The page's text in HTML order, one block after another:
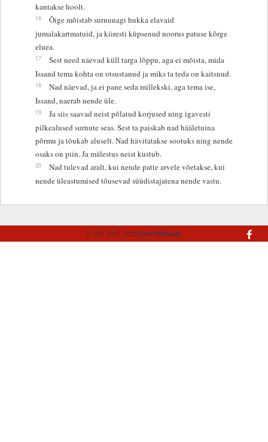
kantakse hoolt.
16
Õige mõistab surnunagi hukka elavaid
jumalakartmatuid, ja kiiresti küpsenud noorus patuse kõrge
eluea.
17
Sest need näevad küll targa lõppu, aga ei mõista, mida
Issand tema kohta on otsustanud ja miks ta teda on kaitsnud.
18
Nad näevad, ja ei pane seda millekski, aga tema ise,
Issand, naerab nende üle.
19
Ja siis saavad neist põlatud korjused ning igavesti
pilkealused surnute seas. Sest ta paiskab nad hääletuina
põrmu ja tõukab aluselt. Nad hävitatakse sootuks ning nende
osaks on piin. Ja mälestus neist kustub.
20
Nad tulevad aralt, kui nende patte arvele võetakse, kui
nende üleastumised tõusevad süüdistajatena nende vastu.
© AD 2005-2022Eesti Piibliselts